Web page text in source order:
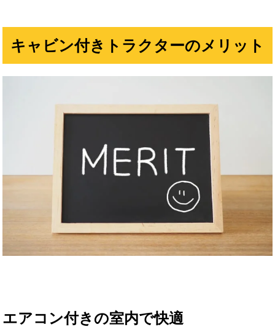
キャビン付きトラクターのメリット
エアコン付きの室内で快適